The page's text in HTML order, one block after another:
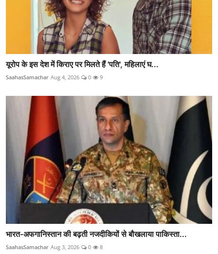
यूरोप के इस देश में किराए पर मिलते हैं 'पति', महिलाएं घ...
SaahasSamachar Aug 4, 2026 0 9
भारत-अफगानिस्तान की बढ़ती नजदीकियों से बौखलाया पाकिस्ता...
SaahasSamachar Aug 3, 2026 0 8